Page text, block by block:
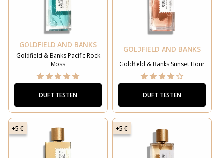
GOLDFIELD AND BANKS
Goldfield & Banks Pacific Rock
Moss
DUFT TESTEN
GOLDFIELD AND BANKS
Goldfield & Banks Sunset Hour
DUFT TESTEN
+5 € +5 €